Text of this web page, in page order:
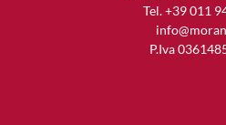
Tel. +39 011
P.Iva